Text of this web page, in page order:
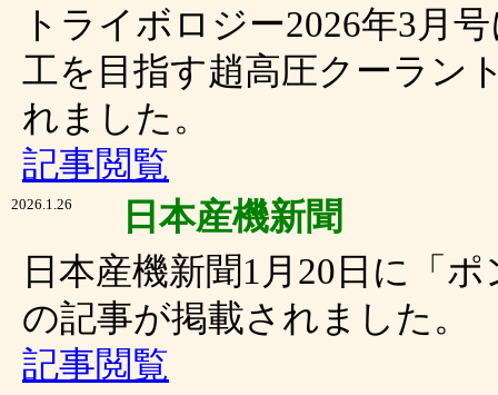
トライボロジー2026年3月
工を目指す趙高圧クーラン
れました。
記事閲覧
2026.1.26
日本産機新聞
日本産機新聞1月20日に「
の記事が掲載されました。
記事閲覧